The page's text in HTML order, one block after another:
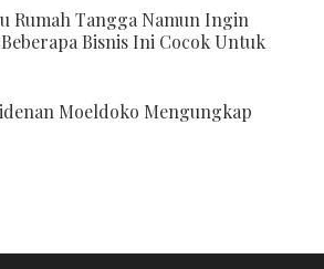
Rumah Tangga Namun Ingin
Bisnis Ini Cocok Untuk
Moeldoko Mengungkap